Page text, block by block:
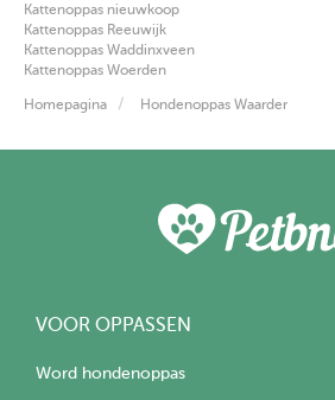
Kattenoppas nieuwkoop
Kattenoppas Reeuwijk
Kattenoppas Waddinxveen
Kattenoppas Woerden
Homepagina Hondenoppas Waarder
VOOR OPPASSEN
Word hondenoppas